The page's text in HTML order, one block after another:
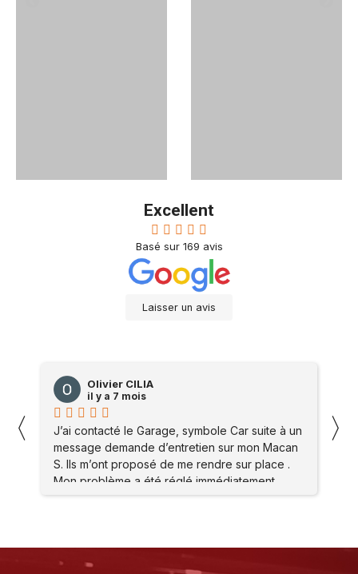
Excellent
Basé sur 169 avis
Laisser un avis
〈
Olivier CILIA
il y a 7 mois
J’ai contacté le Garage, symbole Car suite à un
message demande d’entretien sur mon Macan
S. Ils m’ont proposé de me rendre sur place .
Mon problème a été réglé immédiatement
Merci à l’atelier Ainsi qu’à tout le staff pour leur
Olivier. C
〉